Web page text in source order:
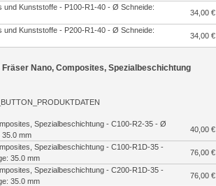
und Kunststoffe - P100-R1-40 - Ø Schneide:
34,00 €
und Kunststoffe - P200-R1-40 - Ø Schneide:
34,00 €
Fräser Nano, Composites, Spezialbeschichtung
Spezialbeschichtung - C100-R2-35 - Ø
35.0 mm
40,00 €
Spezialbeschichtung - C100-R1D-35 -
35.0 mm
76,00 €
Spezialbeschichtung - C200-R1D-35 -
35.0 mm
76,00 €